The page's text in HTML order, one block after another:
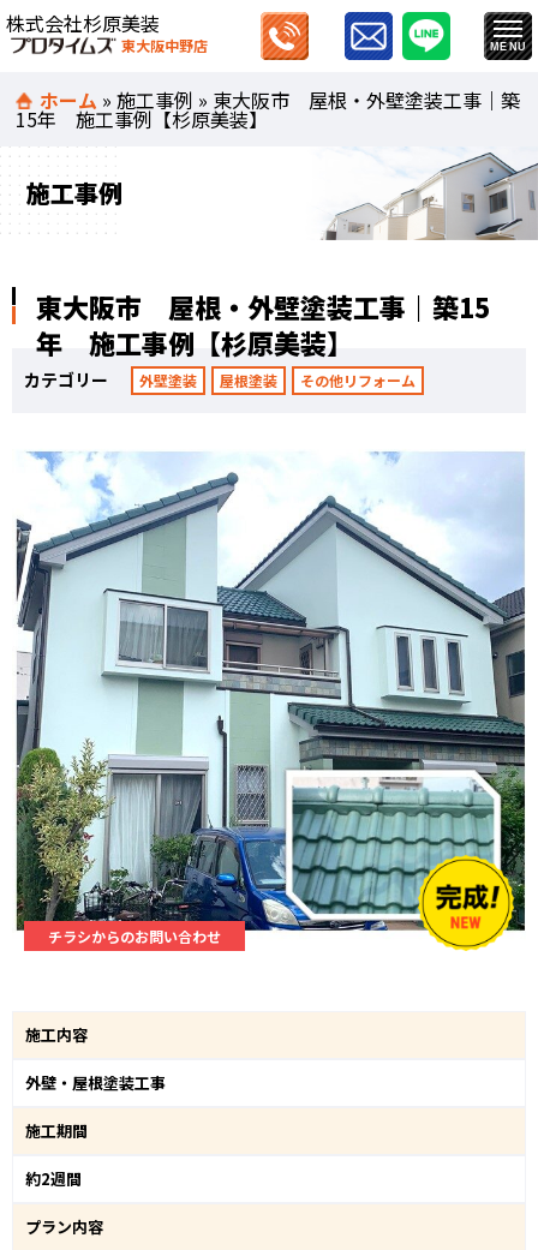
株式会社杉原美装
東大阪中野店
ホーム »施工事例 » 東大阪市 屋根・外壁塗装工事｜築
15年 施工事例【杉原美装】
施工事例
東大阪市 屋根・外壁塗装工事｜築15
年 施工事例【杉原美装】
カテゴリー 外壁塗装 屋根塗装 その他リフォーム
チラシからのお問い合わせ
施工内容
外壁・屋根塗装工事
施工期間
約2週間
プラン内容